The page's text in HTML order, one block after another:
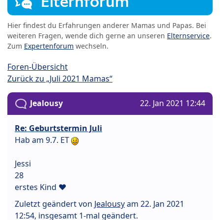
Hier findest du Erfahrungen anderer Mamas und Papas. Bei
weiteren Fragen, wende dich gerne an unseren Elternservice.
Zum Expertenforum wechseln.
Foren-Übersicht
Zurück zu „Juli 2021 Mamas“
Jealousy 22. Jan 2021 12:44
Re: Geburtstermin Juli
Hab am 9.7. ET
Jessi
28
erstes Kind ♥
Zuletzt geändert von Jealousyam 22. Jan 2021
12:54, insgesamt 1-mal geändert.